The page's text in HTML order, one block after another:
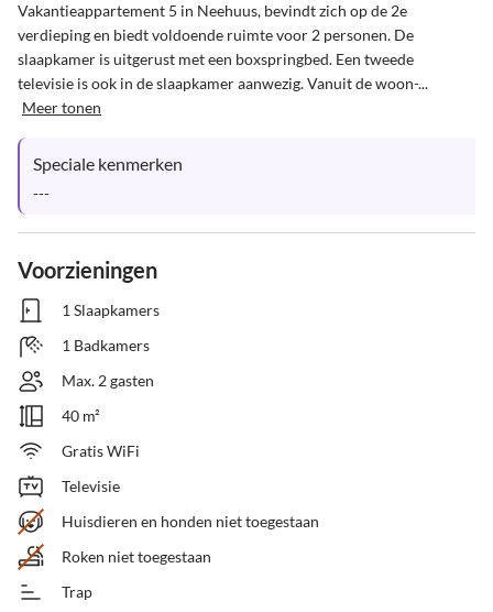
Vakantieappartement 5 in Neehuus, bevindt zich op de 2e
verdieping en biedt voldoende ruimte voor 2 personen. De
slaapkamer is uitgerust met een boxspringbed. Een tweede
televisie is ook in de slaapkamer aanwezig. Vanuit de woon-...
Meer tonen
Speciale kenmerken
---
Voorzieningen
1 Slaapkamers
1 Badkamers
Max. 2 gasten
40 m²
Gratis WiFi
Televisie
Huisdieren en honden niet toegestaan
Roken niet toegestaan
Trap